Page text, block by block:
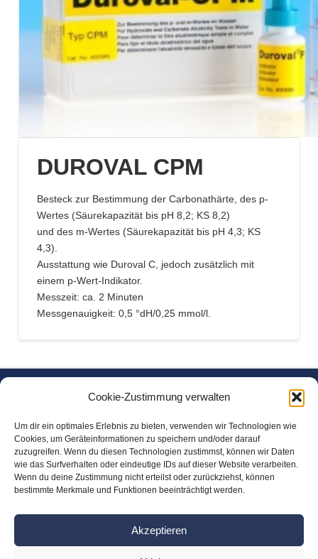
Cookie-Zustimmung verwalten
Um dir ein optimales Erlebnis zu bieten, verwenden wir Technologien wie
Cookies, um Geräteinformationen zu speichern und/oder darauf
zuzugreifen. Wenn du diesen Technologien zustimmst, können wir Daten
wie das Surfverhalten oder eindeutige IDs auf dieser Website verarbeiten.
Wenn du deine Zustimmung nicht erteilst oder zurückziehst, können
bestimmte Merkmale und Funktionen beeinträchtigt werden.
Akzeptieren
DUROVAL CPM
Besteck zur Bestimmung der Carbonathärte, des p-
Wertes (Säurekapazität bis pH 8,2; KS 8,2)
und des m-Wertes (Säurekapazität bis pH 4,3; KS
4,3).
Ausstattung wie Duroval C, jedoch zusätzlich mit
einem p-Wert-Indikator.
Messzeit: ca. 2 Minuten
Messgenauigkeit: 0,5 °dH/0,25 mmol/l.
Freitag Chemische Wasseraufbereitung GmbH
D-27793 Wildeshausen
unsere Öffnungszeiten:
Mo-Do: 08.00 – 16.30 Uhr